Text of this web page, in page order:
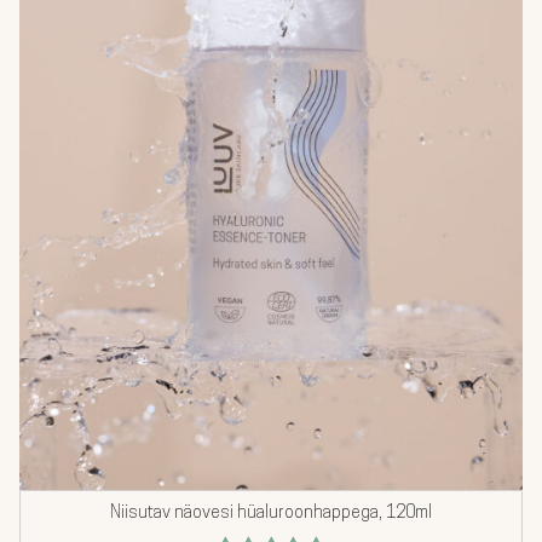
Niisutav näovesi hüaluroonhappega, 120ml